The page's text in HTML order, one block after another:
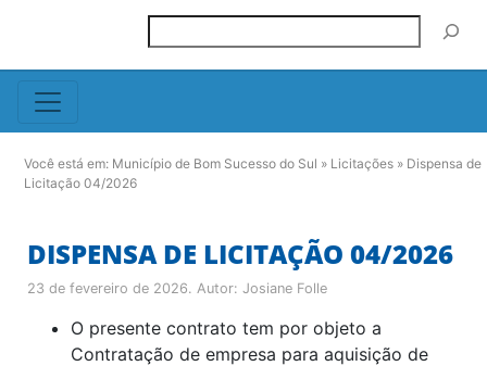
Você está em: Município de Bom Sucesso do Sul » Licitações » Dispensa de
Licitação 04/2026
DISPENSA DE LICITAÇÃO 04/2026
23 de fevereiro de 2026. Autor: Josiane Folle
O presente contrato tem por objeto a
Contratação de empresa para aquisição de